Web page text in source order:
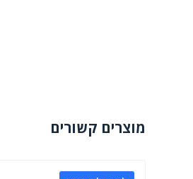
מוצרים קשורים